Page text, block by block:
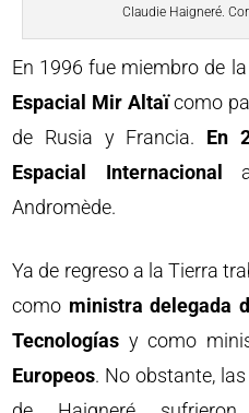
Claudie Haigneré.
En 1996 fue miembro de la
Espacial Mir Altaïcomo
de Rusia y Francia. En
Espacial Internacional
Andromède.
Ya de regreso a la Tierra
como ministra delegada
Tecnologías y como
Europeos. No obstante,